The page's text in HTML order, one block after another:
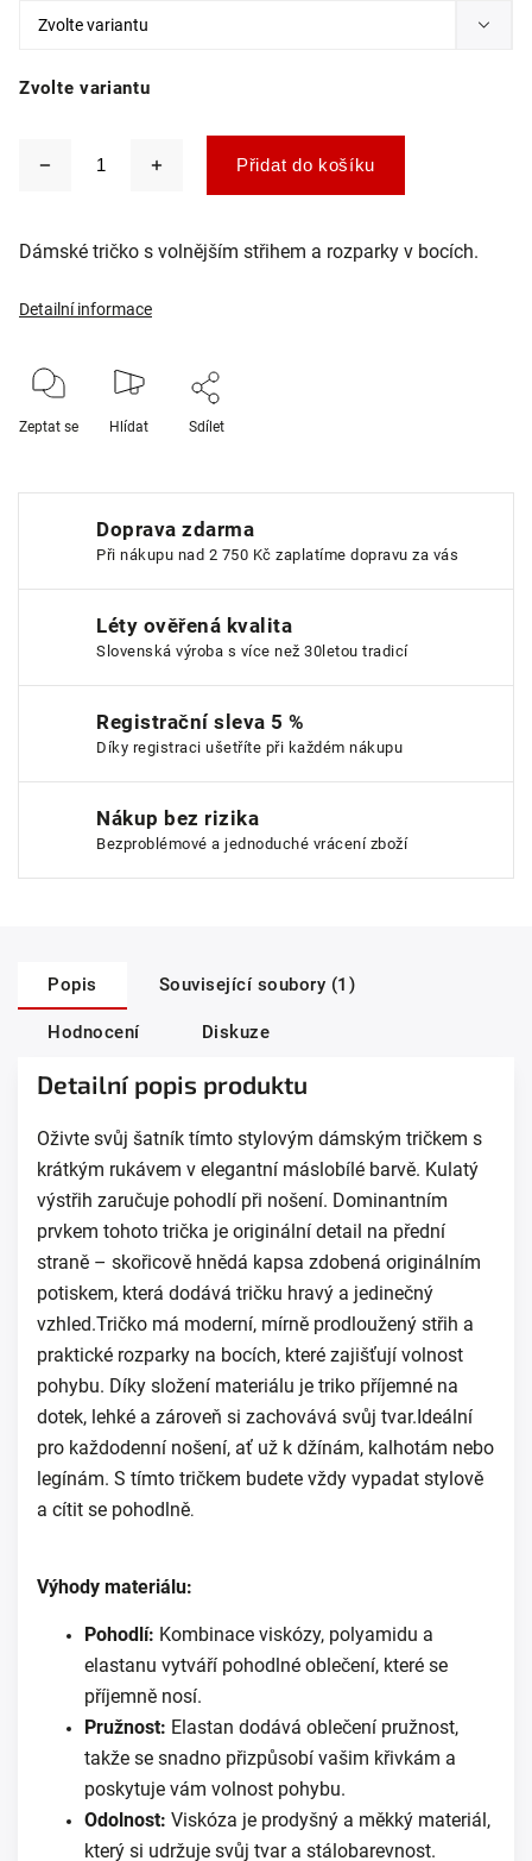
Zvolte variantu
Přidat do košíku
Dámské tričko s volnějším střihem a rozparky v bocích.
Detailní informace
Zeptat se Hlídat Sdílet
Doprava zdarma
Při nákupu nad 2 750 Kč zaplatíme dopravu za vás
Léty ověřená kvalita
Slovenská výroba s více než 30letou tradicí
Registrační sleva 5 %
Díky registraci ušetříte při každém nákupu
Nákup bez rizika
Bezproblémové a jednoduché vrácení zboží
Popis Související soubory (1)
Hodnocení Diskuze
Detailní popis produktu
Oživte svůj šatník tímto stylovým dámským tričkem s
krátkým rukávem v elegantní máslobílé barvě. Kulatý
výstřih zaručuje pohodlí při nošení. Dominantním
prvkem tohoto trička je originální detail na přední
straně – skořicově hnědá kapsa zdobená originálním
potiskem, která dodává tričku hravý a jedinečný
vzhled.Tričko má moderní, mírně prodloužený střih a
praktické rozparky na bocích, které zajišťují volnost
pohybu. Díky složení materiálu je triko příjemné na
dotek, lehké a zároveň si zachovává svůj tvar.Ideální
pro každodenní nošení, ať už k džínám, kalhotám nebo
legínám. S tímto tričkem budete vždy vypadat stylově
a cítit se pohodlně.
Výhody materiálu:
Pohodlí: Kombinace viskózy, polyamidu a
elastanu vytváří pohodlné oblečení, které se
příjemně nosí.
Pružnost: Elastan dodává oblečení pružnost,
takže se snadno přizpůsobí vašim křivkám a
poskytuje vám volnost pohybu.
Odolnost: Viskóza je prodyšný a měkký materiál,
který si udržuje svůj tvar a stálobarevnost.